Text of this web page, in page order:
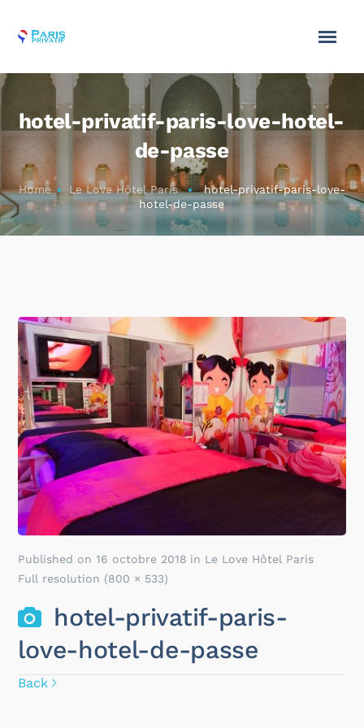
hotel-privatif-paris-love-hotel-
de-passe
Home Le Love Hôtel Paris
hotel-privatif-paris-love-
hotel-de-passe
Published on16 octobre 2018 in Le Love Hôtel Paris
Full resolution (800 × 533)
hotel-privatif-paris-
love-hotel-de-passe
Back